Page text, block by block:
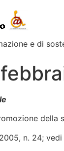
e di
della
n. 24; vedi